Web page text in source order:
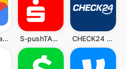
Google Wallet S-pushTAN - sichere Freigaben CHECK24 Vergleiche